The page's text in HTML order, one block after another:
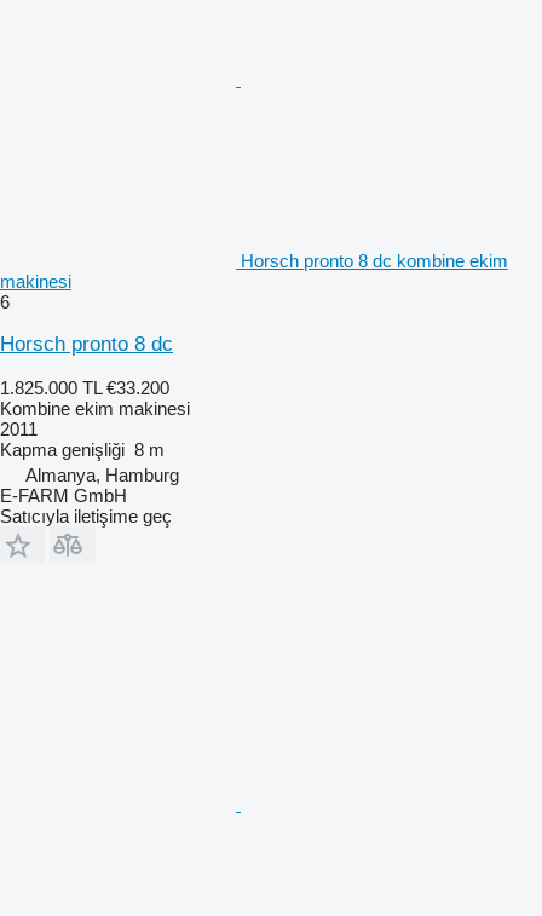
Horsch pronto 8 dc kombine ekim
makinesi
6
Horsch pronto 8 dc
1.825.000 TL €33.200
Kombine ekim makinesi
2011
Kapma genişliği 8 m
Almanya, Hamburg
E-FARM GmbH
Satıcıyla iletişime geç